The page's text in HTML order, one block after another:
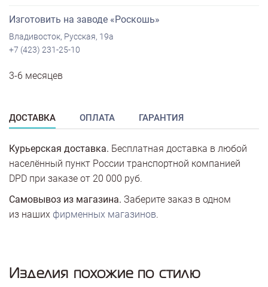
Изготовить на заводе «Роскошь»
Владивосток, Русская, 19а
+7 (423) 231-25-10
3-6 месяцев
ДОСТАВКА ОПЛАТА ГАРАНТИЯ
Курьерская доставка. Бесплатная доставка в любой
населённый пункт России транспортной компанией
DPD при заказе от 20 000 руб.
Самовывоз из магазина. Заберите заказ в одном
из наших фирменных магазинов.
Изделия похожие по стилю